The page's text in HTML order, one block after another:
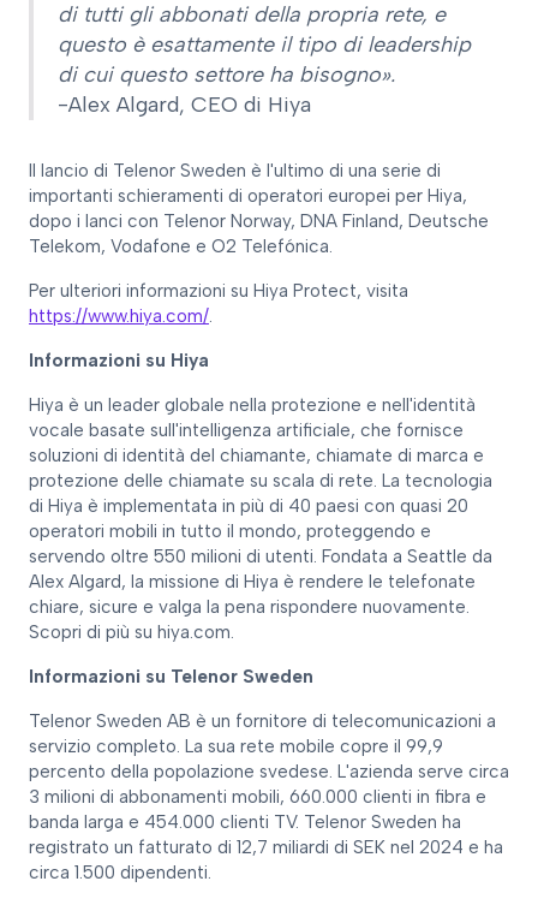
di tutti gli abbonati della propria rete, e
questo è esattamente il tipo di leadership
di cui questo settore ha bisogno».
-Alex Algard, CEO di Hiya
Il lancio di Telenor Sweden è l'ultimo di una serie di
importanti schieramenti di operatori europei per Hiya,
dopo i lanci con Telenor Norway, DNA Finland, Deutsche
Telekom, Vodafone e O2 Telefónica.
Per ulteriori informazioni su Hiya Protect, visita
https://www.hiya.com/.
Informazioni su Hiya
Hiya è un leader globale nella protezione e nell'identità
vocale basate sull'intelligenza artificiale, che fornisce
soluzioni di identità del chiamante, chiamate di marca e
protezione delle chiamate su scala di rete. La tecnologia
di Hiya è implementata in più di 40 paesi con quasi 20
operatori mobili in tutto il mondo, proteggendo e
servendo oltre 550 milioni di utenti. Fondata a Seattle da
Alex Algard, la missione di Hiya è rendere le telefonate
chiare, sicure e valga la pena rispondere nuovamente.
Scopri di più su hiya.com.
Informazioni su Telenor Sweden
Telenor Sweden AB è un fornitore di telecomunicazioni a
servizio completo. La sua rete mobile copre il 99,9
percento della popolazione svedese. L'azienda serve circa
3 milioni di abbonamenti mobili, 660.000 clienti in fibra e
banda larga e 454.000 clienti TV. Telenor Sweden ha
registrato un fatturato di 12,7 miliardi di SEK nel 2024 e ha
circa 1.500 dipendenti.